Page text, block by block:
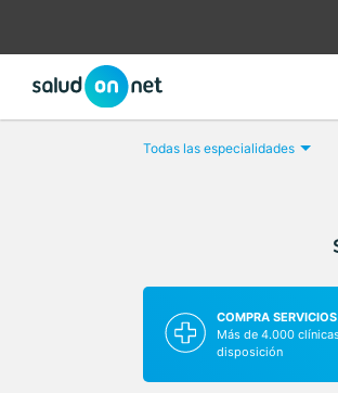
Todas las especialidades
COMPRA
Más de 4.000
disposición